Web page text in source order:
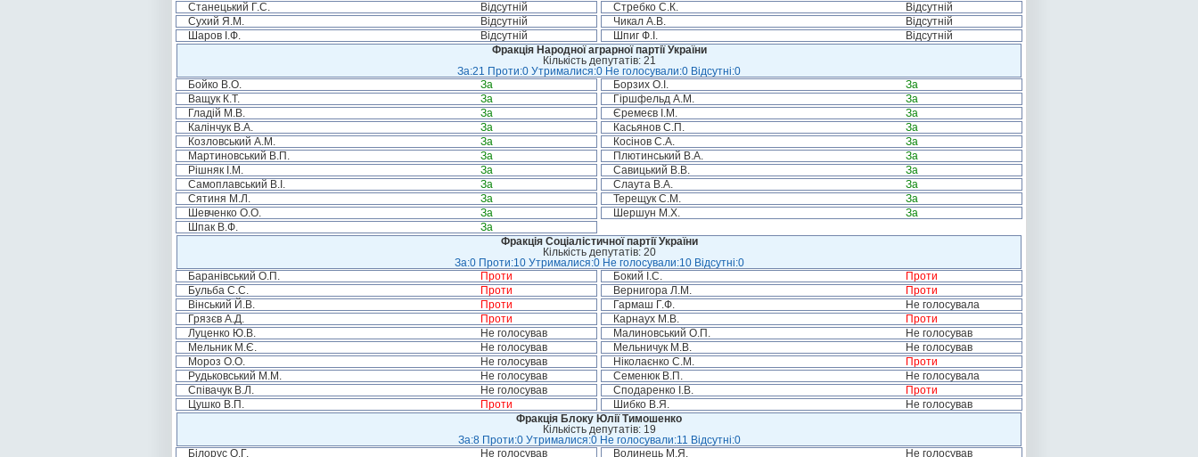
Станецький Г.С.
Відсутній Стребко С.К.
Відсутній
Сухий Я.М.
Відсутній Чикал А.В.
Відсутній
Шаров І.Ф.
Відсутній Шпиг Ф.І.
Відсутній
Фракція Народної аграрної партії України
Кількість депутатів: 21
За:21 Проти:0 Утрималися:0 Не голосували:0 Відсутні:0
Бойко В.О.
За Борзих О.І.
За
Ващук К.Т.
За Гіршфельд А.М.
За
Гладій М.В.
За Єремеєв І.М.
За
Калінчук В.А.
За Касьянов С.П.
За
Козловський А.М.
За Косінов С.А.
За
Мартиновський В.П.
За Плютинський В.А.
За
Рішняк І.М.
За Савицький В.В.
За
Самоплавський В.І.
За Слаута В.А.
За
Сятиня М.Л.
За Терещук С.М.
За
Шевченко О.О.
За Шершун М.Х.
За
Шпак В.Ф.
За
Фракція Соціалістичної партії України
Кількість депутатів: 20
За:0 Проти:10 Утрималися:0 Не голосували:10 Відсутні:0
Баранівський О.П.
Проти Бокий І.С.
Проти
Бульба С.С.
Проти Вернигора Л.М.
Проти
Вінський Й.В.
Проти Гармаш Г.Ф.
Не голосувала
Грязєв А.Д.
Проти Карнаух М.В.
Проти
Луценко Ю.В.
Не голосував Малиновський О.П.
Не голосував
Мельник М.Є.
Не голосував Мельничук М.В.
Не голосував
Мороз О.О.
Не голосував Ніколаєнко С.М.
Проти
Рудьковський М.М.
Не голосував Семенюк В.П.
Не голосувала
Співачук В.Л.
Не голосував Сподаренко І.В.
Проти
Цушко В.П.
Проти Шибко В.Я.
Не голосував
Фракція Блоку Юлії Тимошенко
Кількість депутатів: 19
За:8 Проти:0 Утрималися:0 Не голосували:11 Відсутні:0
Білорус О.Г.
Не голосував Волинець М.Я. Не голосував